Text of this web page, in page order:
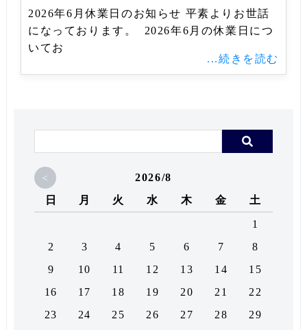
2026年6月休業日のお知らせ 平素よりお世話
になっております。 2026年6月の休業日につ
いてお
...続きを読む
<
2026/8
日
月 火 水 木 金 土
1
2
3 4 5 6 7
8
9
10 11 12 13 14
15
16
17 18 19 20 21
22
23
24 25 26 27 28
29